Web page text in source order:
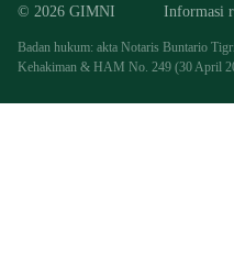
© 2026 GIMNI Informasi
Badan hukum: akta Notaris Buntario
Kehakiman & HAM No. 249 (30 April